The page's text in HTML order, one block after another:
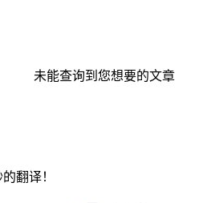
未能查询到您想要的文章
翻译！